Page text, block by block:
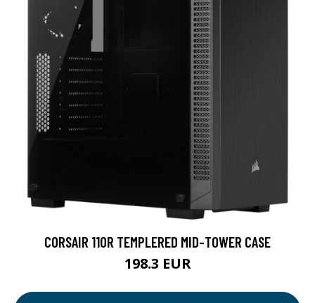
CORSAIR 110R TEMPLERED MID-TOWER CASE
198.3 EUR